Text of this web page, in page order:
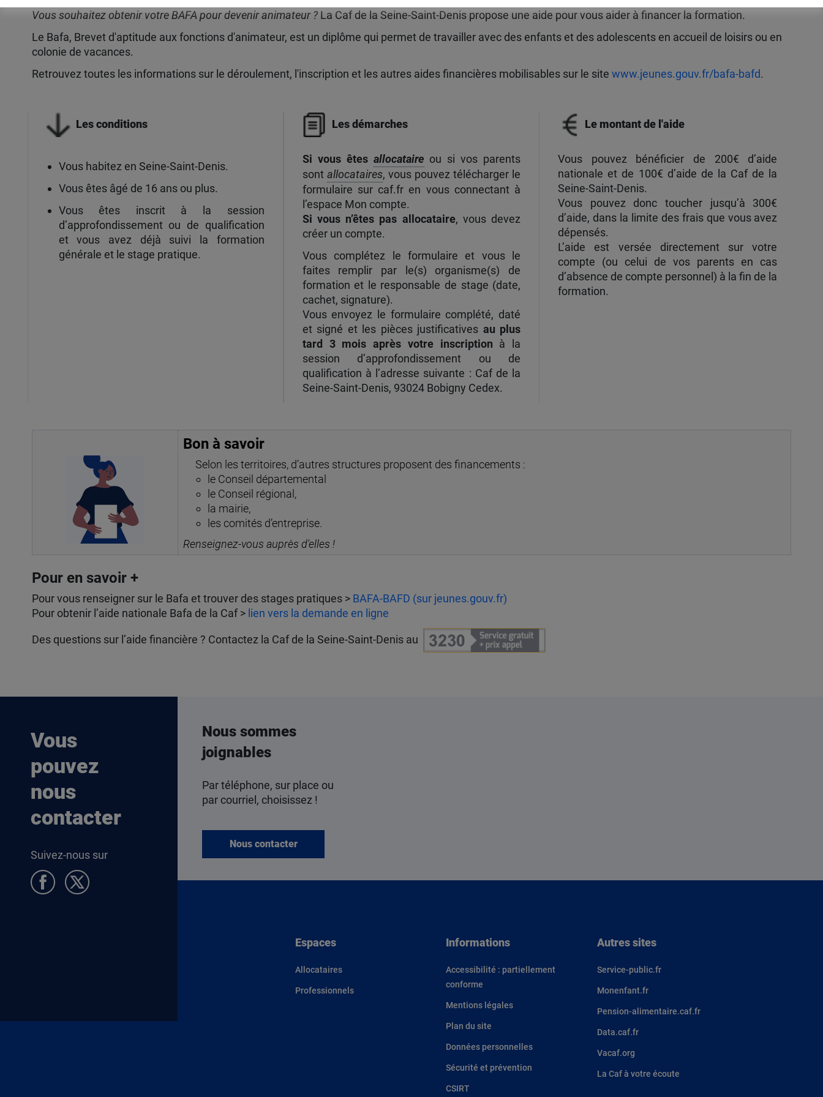
Vous souhaitez obtenir votre BAFA pour devenir animateur ?La Caf de la Seine-Saint-Denis propose une aide pour vous aider à financer la formation.
Le Bafa, Brevet d'aptitude aux fonctions d'animateur, est un diplôme qui permet de travailler avec des enfants et des adolescents en accueil de loisirs ou en
colonie de vacances.
Retrouvez toutes les informations sur le déroulement, l'inscription et les autres aides financières mobilisables sur le site www.jeunes.gouv.fr/bafa-bafd.
Les conditions
Vous habitez en Seine-Saint-Denis.
Vous êtes âgé de 16 ans ou plus.
Vous êtes inscrit à la session
d’approfondissement ou de qualification
et vous avez déjà suivi la formation
générale et le stage pratique.
Les démarches
Si vous êtes allocataire ou si vos parents
sont allocataires, vous pouvez télécharger le
formulaire sur caf.fr en vous connectant à
l’espace Mon compte.
Si vous n’êtes pas allocataire, vous devez
créer un compte.
Vous complétez le formulaire et vous le
faites remplir par le(s) organisme(s) de
formation et le responsable de stage (date,
cachet, signature).
Vous envoyez le formulaire complété, daté
et signé et les pièces justificatives au plus
tard 3 mois après votre inscription à la
session d’approfondissement ou de
qualification à l’adresse suivante : Caf de la
Seine-Saint-Denis, 93024 Bobigny Cedex.
Le montant de l'aide
Vous pouvez bénéficier de 200€ d’aide
nationale et de 100€ d’aide de la Caf de la
Seine-Saint-Denis.
Vous pouvez donc toucher jusqu’à 300€
d’aide, dans la limite des frais que vous avez
dépensés.
L’aide est versée directement sur votre
compte (ou celui de vos parents en cas
d’absence de compte personnel) à la fin de la
formation.
Bon à savoir
Selon les territoires, d’autres structures proposent des financements :
le Conseil départemental
le Conseil régional,
la mairie,
les comités d’entreprise.
Renseignez-vous auprès d'elles !
Pour en savoir +
Pour vous renseigner sur le Bafa et trouver des stages pratiques > BAFA-BAFD (sur jeunes.gouv.fr)
Pour obtenir l’aide nationale Bafa de la Caf > lien vers la demande en ligne
Des questions sur l’aide financière ? Contactez la Caf de la Seine-Saint-Denis au
Vous
pouvez
nous
contacter
Suivez-nous sur
Nous sommes
joignables
Par téléphone, sur place ou
par courriel, choisissez !
Nous contacter
Espaces
Allocataires
Professionnels
Informations
Accessibilité : partiellement
conforme
Mentions légales
Plan du site
Données personnelles
Sécurité et prévention
CSIRT
Autres sites
Service-public.fr
Monenfant.fr
Pension-alimentaire.caf.fr
Data.caf.fr
Vacaf.org
La Caf à votre écoute